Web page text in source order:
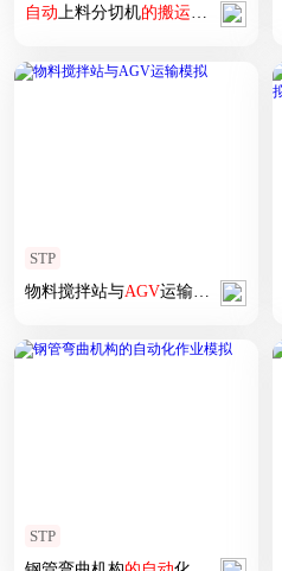
自动 上料分切机的搬运
STP
物料搅拌站与AGV运输模拟
STP